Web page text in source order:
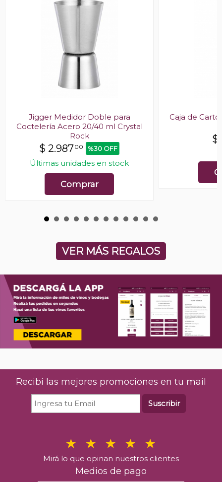
Jigger Medidor Doble para
Coctelería Acero 20/40 ml Crystal
Rock
$ 2.98700 %30 OFF
Últimas unidades en stock
Comprar
Caja de
$
VER MÁS REGALOS
Recibí las mejores promociones en tu mail
Suscribir
Mirá lo que opinan nuestros clientes
Medios de pago